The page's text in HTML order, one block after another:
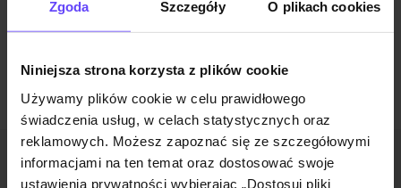
Zgoda Szczegóły O plikach cookies
Niniejsza strona korzysta z plików cookie
Używamy plików cookie w celu prawidłowego
świadczenia usług, w celach statystycznych oraz
reklamowych. Możesz zapoznać się ze szczegółowymi
informacjami na ten temat oraz dostosować swoje
ustawienia prywatności wybierając „Dostosuj pliki
Newsletter